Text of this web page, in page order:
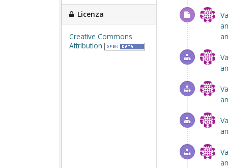
Licenza
Creative Commons
Attribution